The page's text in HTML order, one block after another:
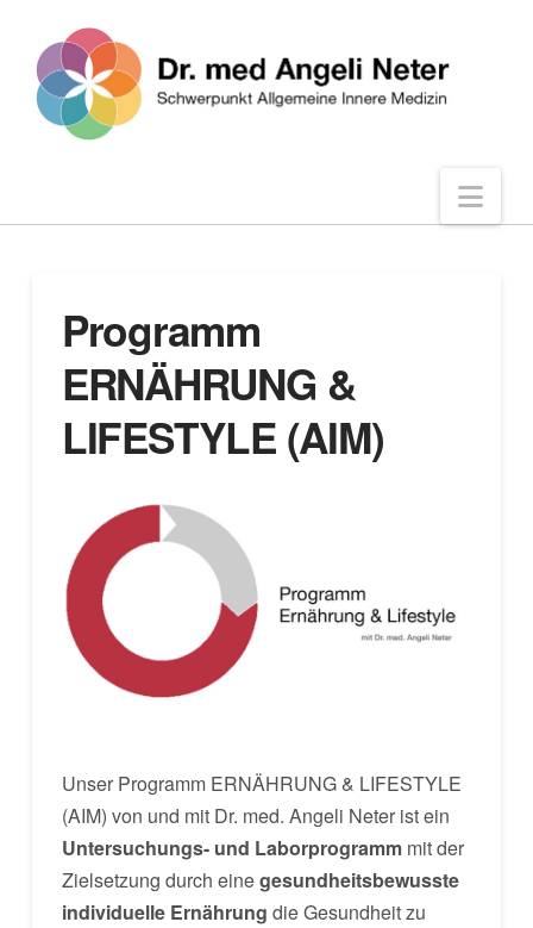
Programm
ERNÄHRUNG &
LIFESTYLE (AIM)
Unser Programm ERNÄHRUNG & LIFESTYLE
(AIM) von und mit Dr. med. Angeli Neter ist ein
Untersuchungs- und Laborprogrammmit der
Zielsetzung durch einegesundheitsbewusste
individuelle Ernährung die Gesundheit zu